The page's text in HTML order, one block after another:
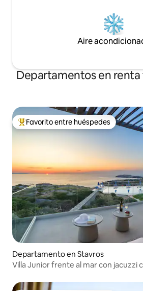
Aire
Departamentos en
De los mejores en Favorito entre
Favorito entre huéspedes
Departamento en Stavros
Villa Junior frente al mar con jacuzzi